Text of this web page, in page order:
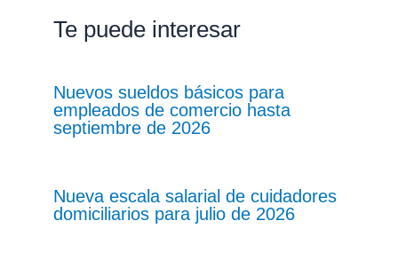
Te puede interesar
Nuevos sueldos básicos para
empleados de comercio hasta
septiembre de 2026
Nueva escala salarial de cuidadores
domiciliarios para julio de 2026